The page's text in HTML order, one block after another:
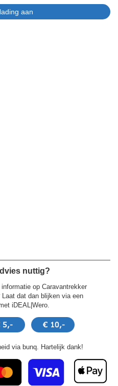
nuttig?
op Caravantrekker
dat dan blijken via een
iDEAL|Wero.
via bunq. Hartelijk dank!